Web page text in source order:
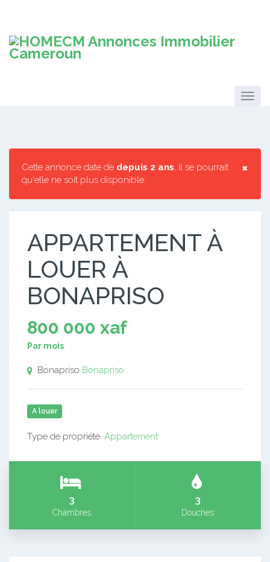
×
Cette annonce date de depuis 2 ans, il se pourrait
qu'elle ne soit plus disponible.
APPARTEMENT À
LOUER À
BONAPRISO
800 000 xaf
Par mois
Bonapriso Bonapriso
A louer
Type de propriété: Appartement
3
Chambres
3
Douches